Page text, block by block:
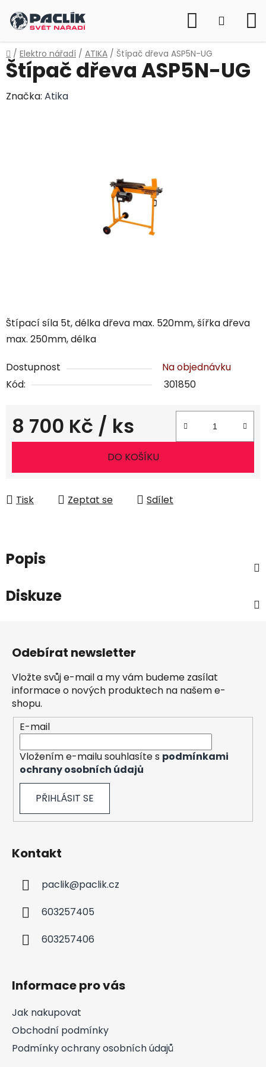
na
obsah
Hledat
Domů
/ Elektro nářadí / ATIKA / Štípač dřeva ASP5N-UG
Štípací síla 5t, délka dřeva max. 520mm, šířka dřeva
max. 250mm, délka
Dostupnost
Na objednávku
Kód:
301850
8 700 Kč / ks
Měrná cena:
DO KOŠÍKU
Tisk Zeptat se Sdílet
Štípač dřeva ASP5N-UG
Značka: Atika
Popis
Diskuze
Odebírat newsletter
Vložte svůj e-mail a my vám budeme zasílat
informace o nových produktech na našem e-
shopu.
E-mail
Vložením e-mailu souhlasíte s podmínkami
ochrany osobních údajů
PŘIHLÁSIT SE
Kontakt
paclik@paclik.cz
603257405
603257406
Informace pro vás
Jak nakupovat
Obchodní podmínky
Podmínky ochrany osobních údajů